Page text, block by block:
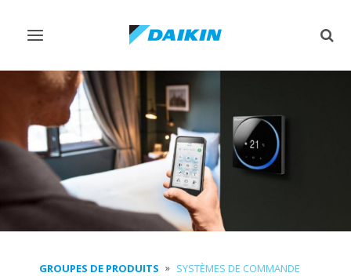
Afficher/masquer
GROUPES DE PRODUITS SYSTÈMES DE COMMANDE